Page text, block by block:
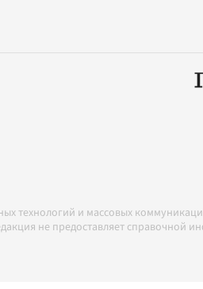
технологий и массовых
не предоставляет справочной